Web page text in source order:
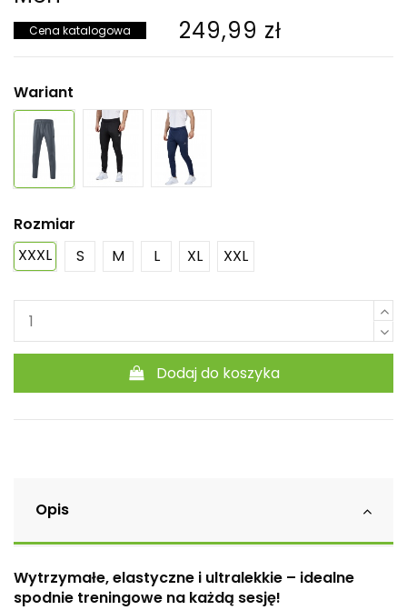
Cena katalogowa 249,99 zł
Wariant
Rozmiar
XXXL
S M L XL XXL
Dodaj do koszyka
Opis
Wytrzymałe, elastyczne i ultralekkie – idealne
spodnie treningowe na każdą sesję!